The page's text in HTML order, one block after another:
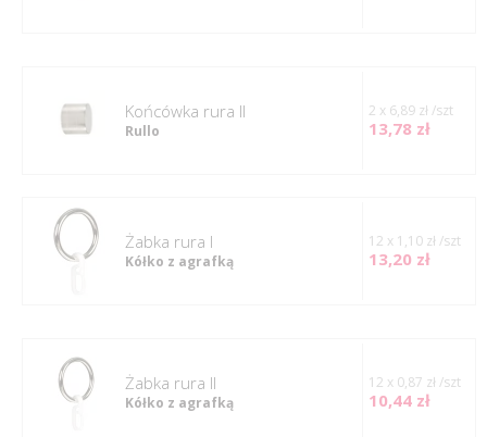
Końcówka rura II
Rullo
2 x 6,89 zł /szt
13,78 zł
Żabka rura I
Kółko z agrafką
12 x 1,10 zł /szt
13,20 zł
Żabka rura II
Kółko z agrafką
12 x 0,87 zł /szt
10,44 zł